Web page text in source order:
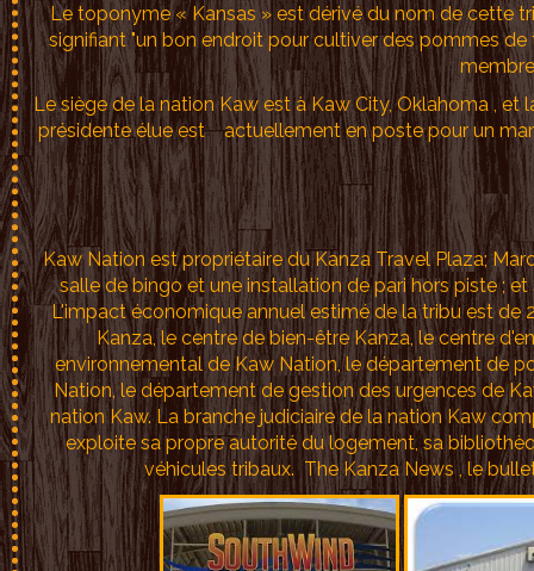
Le toponyme « Kansas » est dérivé du nom de cette
signifiant "un bon endroit pour cultiver des pommes
Le siège de la nation Kaw est à Kaw City, Oklahoma ,
présidente élue est actuellement en poste pour un
Kaw Nation est propriétaire du Kanza Travel Plaza;
salle de bingo et une installation de pari hors piste ;
L'impact économique annuel estimé de la tribu est de
Kanza, le centre de bien-être Kanza, le centre
environnemental de Kaw Nation, le département de
Nation, le département de gestion des urgences de
nation Kaw. La branche judiciaire de la nation Kaw
exploite sa propre autorité du logement, sa
véhicules tribaux. The Kanza News , le